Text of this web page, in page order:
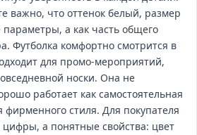
важно, что оттенок белый, размер
параметры, а как часть общего
Футболка комфортно смотрится в
для промо‑мероприятий,
носки. Она не
работает как самостоятельная
фирменного стиля. Для покупателя
а понятные свойства: цвет